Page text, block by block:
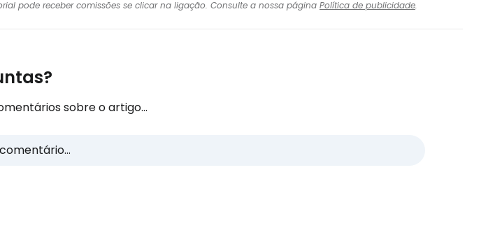
pode receber comissões se clicar na ligação. Consulte a nossa página Política de publicidade.
sobre o artigo...